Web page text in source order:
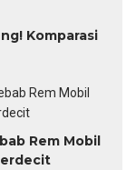
Komparasi
Rem Mobil